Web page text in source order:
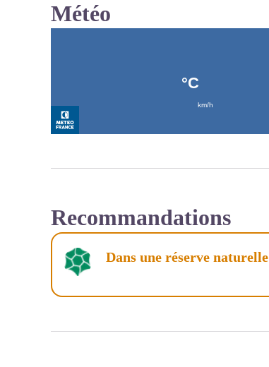
Météo
Recommandations
Dans une réserve naturelle